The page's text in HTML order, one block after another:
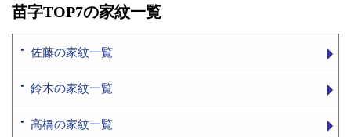
苗字TOP7の家紋一覧
佐藤の家紋一覧
鈴木の家紋一覧
高橋の家紋一覧